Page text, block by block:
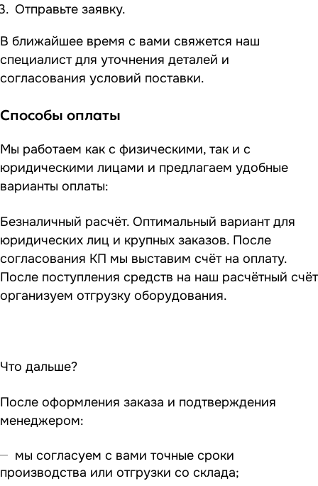
Отправьте заявку.
В ближайшее время с вами свяжется наш
специалист для уточнения деталей и
согласования условий поставки.
Способы оплаты
Мы работаем как с физическими, так и с
юридическими лицами и предлагаем удобные
варианты оплаты:
Безналичный расчёт. Оптимальный вариант для
юридических лиц и крупных заказов. После
согласования КП мы выставим счёт на оплату.
После поступления средств на наш расчётный счёт
организуем отгрузку оборудования.
Что дальше?
После оформления заказа и подтверждения
менеджером:
мы согласуем с вами точные сроки
производства или отгрузки со склада;